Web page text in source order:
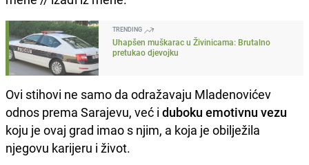
TRENDING
Uhapšen muškarac u Živinicama: Brutalno
pretukao djevojku
Ovi stihovi ne samo da odražavaju Mladenovićev
odnos prema Sarajevu, već i duboku emotivnu vezu
koju je ovaj grad imao s njim, a koja je obilježila
njegovu karijeru i život.